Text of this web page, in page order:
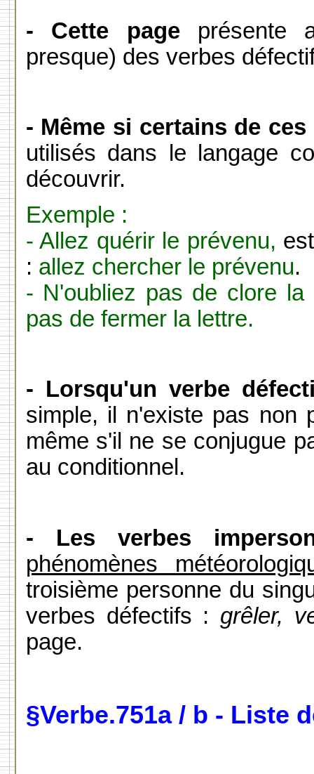
- Cette page présente
presque) des verbes
- Même si certains de ces
utilisés dans le langage
découvrir.
Exemple :
- Allez quérir le prévenu,
: allez chercher le prévenu.
- N'oubliez pas de clore la
pas de fermer la lettre.
- Lorsqu'un verbe
simple, il n'existe pas non
même s'il ne se conjugue
au conditionnel.
- Les verbes
phénomènes
troisième personne du
verbes défectifs : grêler,
page.
§Verbe.751a / b - Liste